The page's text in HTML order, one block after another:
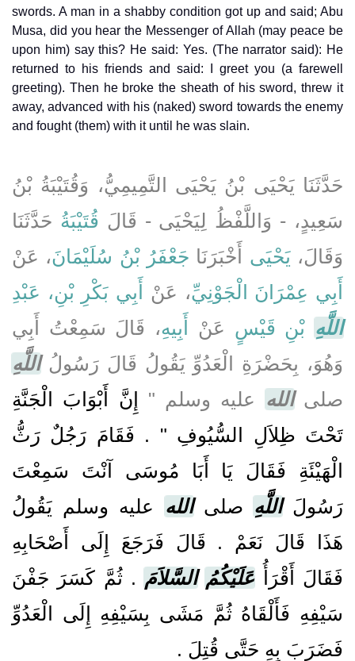
swords. A man in a shabby condition got up and said; Abu
Musa, did you hear the Messenger of Allah (may peace be
upon him) say this? He said: Yes. (The narrator said): He
returned to his friends and said: I greet you (a farewell
greeting). Then he broke the sheath of his sword, threw it
away, advanced with his (naked) sword towards the enemy
and fought (them) with it until he was slain.
حَدَّثَنَا يَحْيَى بْنُ يَحْيَى التَّمِيمِيُّ، وَقُتَيْبَةُ بْنُ
سَعِيدٍ، - وَاللَّفْظُ لِيَحْيَى - قَالَ قُتَيْبَةُ حَدَّثَنَا
وَقَالَ،يَحْيَى أَخْبَرَنَا جَعْفَرُ بْنُ سُلَيْمَانَ، عَنْ
أَبِي عِمْرَانَ الْجَوْنِيِّ، عَنْ أَبِي بَكْرِ بْنِ، عَبْدِ
اللَّهِ بْنِ قَيْسٍ عَنْ أَبِيهِ، قَالَ سَمِعْتُ أَبِي
وَهُوَ، بِحَضْرَةِ الْعَدُوِّ يَقُولُ قَالَ رَسُولُاللَّهِ
صلىالله عليه وسلم ‏"‏ إِنَّ أَبْوَابَ الْجَنَّةِ
تَحْتَ ظِلاَلِ السُّيُوفِ ‏"‏ ‏.‏ فَقَامَ رَجُلٌ رَثُّ
الْهَيْئَةِ فَقَالَ يَا أَبَا مُوسَى آنْتَ سَمِعْتَ
رَسُولَاللَّهِ صلىالله عليه وسلم يَقُولُ
هَذَا قَالَ نَعَمْ ‏.‏ قَالَ فَرَجَعَ إِلَى أَصْحَابِهِ
فَقَالَ أَقْرَأُعَلَيْكُمُ السَّلاَمَ ‏.‏ ثُمَّ كَسَرَ جَفْنَ
سَيْفِهِ فَأَلْقَاهُ ثُمَّ مَشَى بِسَيْفِهِ إِلَى الْعَدُوِّ
فَضَرَبَ بِهِ حَتَّى قُتِلَ ‏.‏